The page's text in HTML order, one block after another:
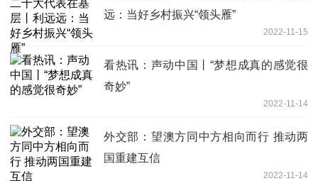
远：当好乡村振兴“领头雁”
2022-11-15
看热讯：声动中国丨“梦想成真的感觉很
奇妙”
2022-11-14
外交部：望澳方同中方相向而行 推动两
国重建互信
2022-11-14